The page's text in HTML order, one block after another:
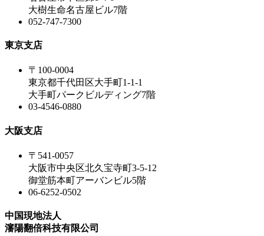
大樹生命名古屋ビル7階
052-747-7300
東京支店
〒100-0004
東京都千代田区大手町1-1-1
大手町パークビルディング7階
03-4546-0880
大阪支店
〒541-0057
大阪市中央区北久宝寺町3-5-12
御堂筋本町アーバンビル5階
06-6252-0502
中国現地法人
瀋陽翻倍科技有限公司